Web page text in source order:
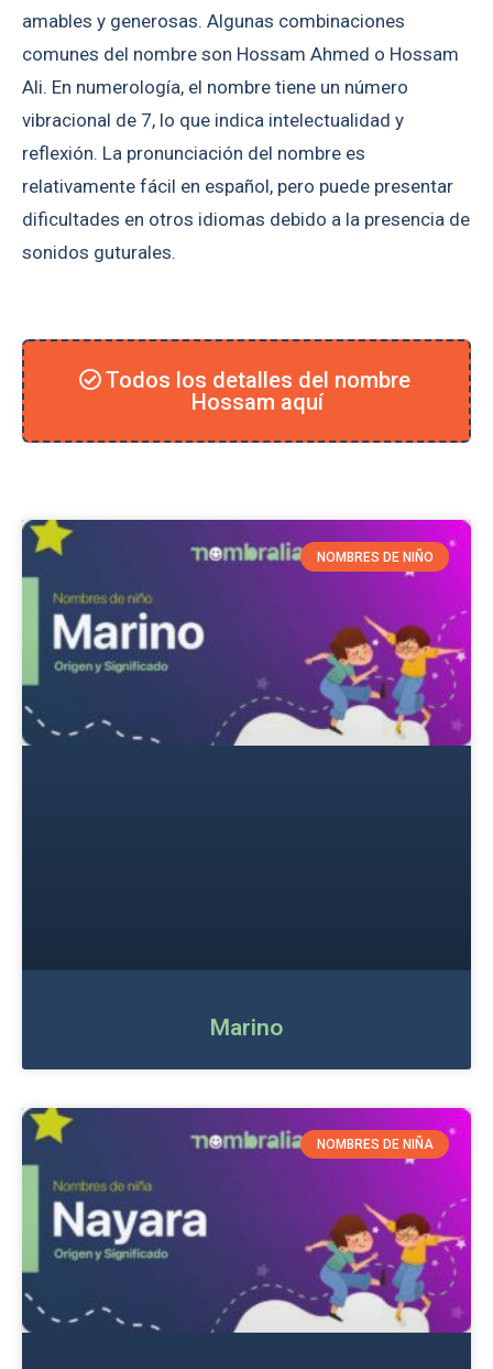
amables y generosas. Algunas combinaciones
comunes del nombre son Hossam Ahmed o Hossam
Ali. En numerología, el nombre tiene un número
vibracional de 7, lo que indica intelectualidad y
reflexión. La pronunciación del nombre es
relativamente fácil en español, pero puede presentar
dificultades en otros idiomas debido a la presencia de
sonidos guturales.
Todos los detalles del nombre
Hossam aquí
NOMBRES DE NIÑO
Marino
NOMBRES DE NIÑA